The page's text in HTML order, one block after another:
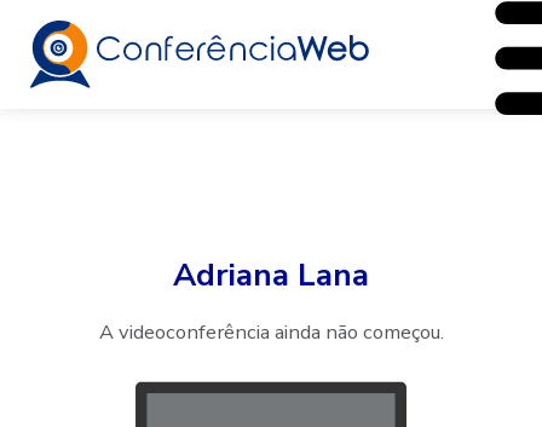
Adriana Lana
A videoconferência ainda não começou.